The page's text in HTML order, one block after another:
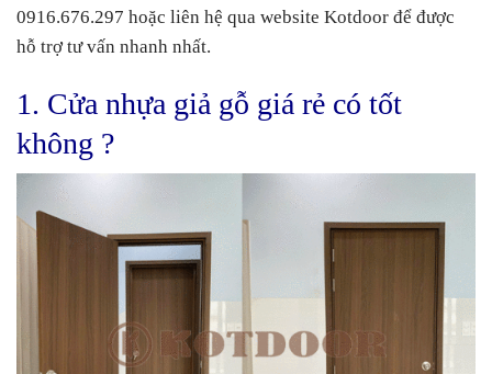
0916.676.297 hoặc liên hệ qua website Kotdoor để được
hỗ trợ tư vấn nhanh nhất.
1. Cửa nhựa giả gỗ giá rẻ có tốt
không ?